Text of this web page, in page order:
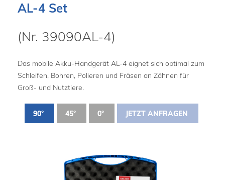
AL-4 Set
(Nr. 39090AL-4)
Das mobile Akku-Handgerät AL-4 eignet sich optimal zum
Schleifen, Bohren, Polieren und Fräsen an Zähnen für
Groß- und Nutztiere.
90° 45° 0° JETZT ANFRAGEN